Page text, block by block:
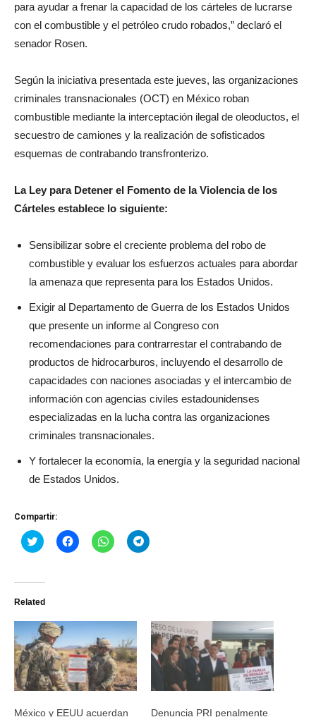
para ayudar a frenar la capacidad de los cárteles de lucrarse
con el combustible y el petróleo crudo robados,” declaró el
senador Rosen.
Según la iniciativa presentada este jueves, las organizaciones
criminales transnacionales (OCT) en México roban
combustible mediante la interceptación ilegal de oleoductos, el
secuestro de camiones y la realización de sofisticados
esquemas de contrabando transfronterizo.
La Ley para Detener el Fomento de la Violencia de los
Cárteles establece lo siguiente:
Sensibilizar sobre el creciente problema del robo de
combustible y evaluar los esfuerzos actuales para abordar
la amenaza que representa para los Estados Unidos.
Exigir al Departamento de Guerra de los Estados Unidos
que presente un informe al Congreso con
recomendaciones para contrarrestar el contrabando de
productos de hidrocarburos, incluyendo el desarrollo de
capacidades con naciones asociadas y el intercambio de
información con agencias civiles estadounidenses
especializadas en la lucha contra las organizaciones
criminales transnacionales.
Y fortalecer la economía, la energía y la seguridad nacional
de Estados Unidos.
Compartir:
Haz
clic
Twitter
abre
una
ventana
nueva)
Haz
clic
una
ventana
nueva)
Haz
clic
una
ventana
nueva)
Haz
clic
una
ventana
nueva)
Related
México y EEUU acuerdan Denuncia PRI penalmente